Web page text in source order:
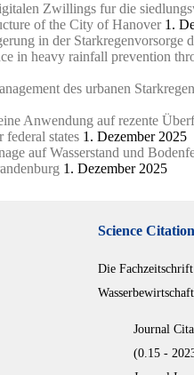
Zwillings fur die
of the City of Hanover1.
in der
in heavy rainfall prevention
des urbanen
Anwendung auf rezente
federal states 1. Dezember 2025
auf Wasserstand und
1. Dezember 2025
Science
Die
Journal
(0.15 -